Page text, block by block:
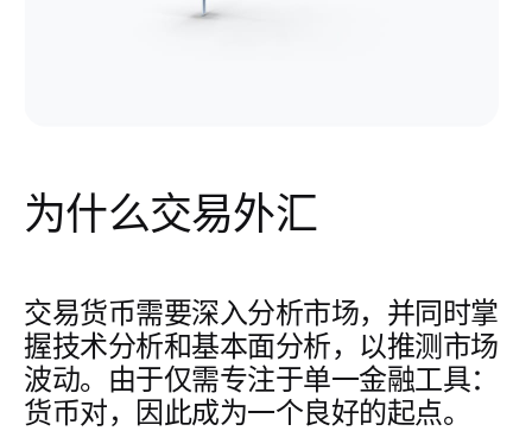
为什么交易外汇
交易货币需要深入分析市场，并同时掌
握技术分析和基本面分析，以推测市场
波动。由于仅需专注于单一金融工具：
货币对，因此成为一个良好的起点。